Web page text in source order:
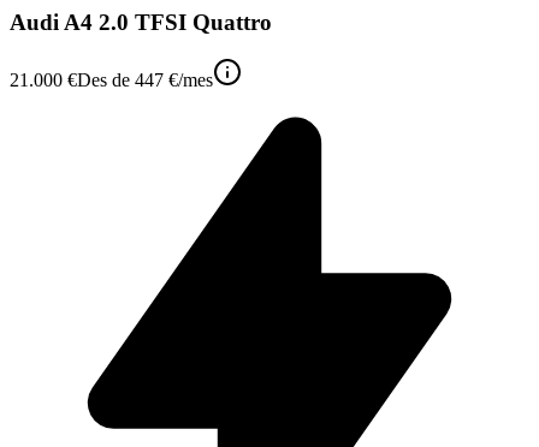
Audi A4 2.0 TFSI Quattro
21.000 €Des de 447 €/mes